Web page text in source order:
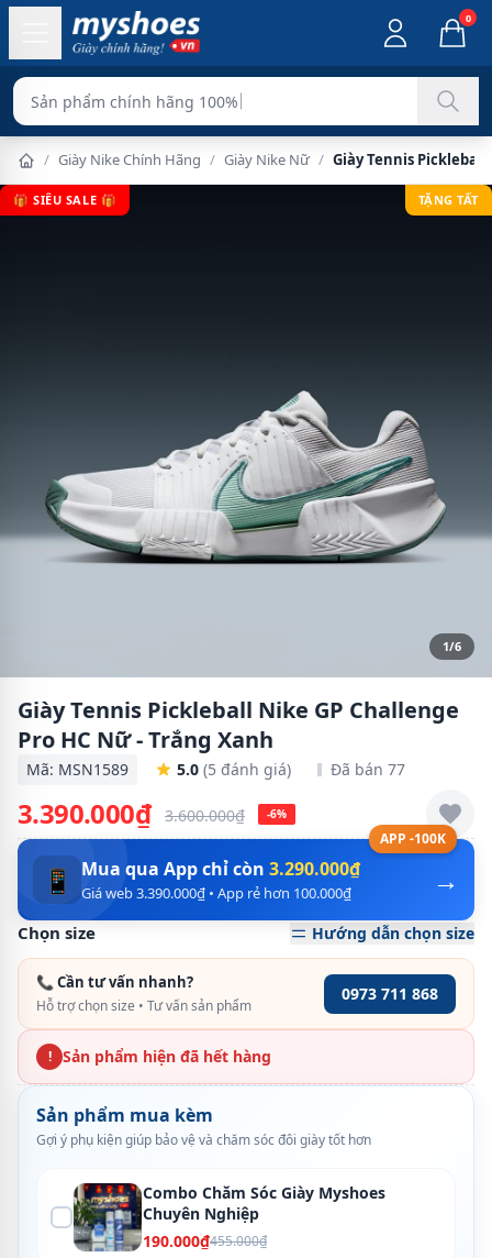
0
Sản phẩm
/ Giày Nike Chính Hãng / Giày Nike Nữ / Giày Tennis Pickleball
🎁 SIÊU SALE 🎁 TẶNG TẤT
1/6
Giày Tennis Pickleball Nike GP Challenge
Pro HC Nữ - Trắng Xanh
Mã: MSN1589 5.0 (5 đánh giá) Đã bán 77
3.390.000₫ 3.600.000₫ -6%
APP -100K
→
📱 Mua qua App chỉ còn 3.290.000₫
Giá web 3.390.000₫ • App rẻ hơn 100.000₫
Chọn size Hướng dẫn chọn size
📞 Cần tư vấn nhanh?
Hỗ trợ chọn size • Tư vấn sản phẩm
0973 711 868
! Sản phẩm hiện đã hết hàng
Sản phẩm mua kèm
Gợi ý phụ kiện giúp bảo vệ và chăm sóc đôi giày tốt hơn
Combo Chăm Sóc Giày Myshoes
Chuyên Nghiệp
190.000₫455.000₫